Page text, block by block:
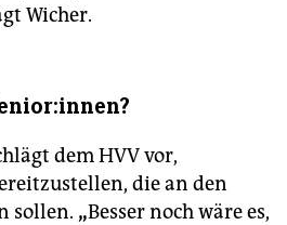
Wicher.
dem HVV vor,
die an den
sollen. „Besser noch wäre es,